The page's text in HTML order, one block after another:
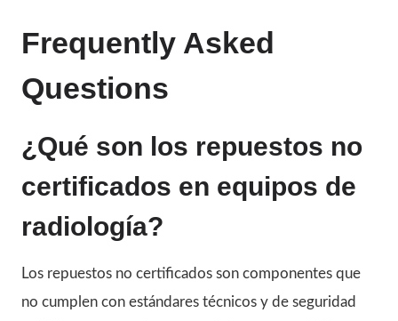
Frequently Asked
Questions
¿Qué son los repuestos no
certificados en equipos de
radiología?
Los repuestos no certificados son componentes que
no cumplen con estándares técnicos y de seguridad